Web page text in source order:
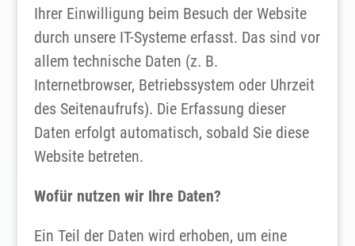
Ihrer Einwilligung beim Besuch der Website
durch unsere IT-Systeme erfasst. Das sind vor
allem technische Daten (z. B.
Internetbrowser, Betriebssystem oder Uhrzeit
des Seitenaufrufs). Die Erfassung dieser
Daten erfolgt automatisch, sobald Sie diese
Website betreten.
Wofür nutzen wir Ihre Daten?
Ein Teil der Daten wird erhoben, um eine